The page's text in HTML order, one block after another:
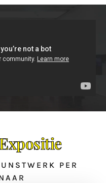
PER